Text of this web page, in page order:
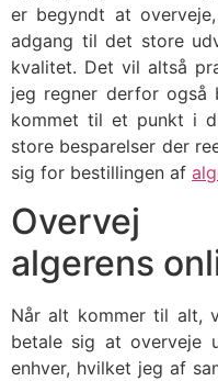
er begyndt at
adgang til det store
kvalitet. Det vil altså
jeg regner derfor også
kommet til et punkt i
store besparelser der
sig for bestillingen af
Overvej
algerens
Når alt kommer til alt,
betale sig at overveje
enhver, hvilket jeg af